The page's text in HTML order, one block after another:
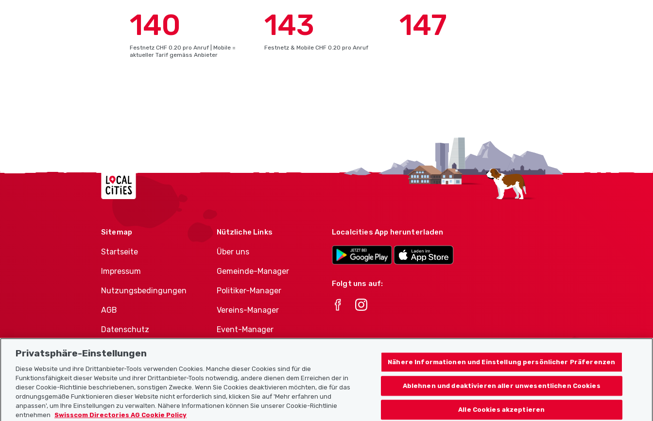
140
Festnetz CHF 0.20 pro Anruf | Mobile =
aktueller Tarif gemäss Anbieter
143
Festnetz & Mobile CHF 0.20 pro Anruf
147
Localcities
Sitemap
Startseite
Impressum
Nutzungsbedingungen
AGB
Datenschutz
Cookie-Richtlinie
Nützliche Links
Über uns
Gemeinde-Manager
Politiker-Manager
Vereins-Manager
Event-Manager
Vereine-Produktportfolio
Localcities App herunterladen
Folgt uns auf:
Privatsphäre-Einstellungen
Diese Website und ihre Drittanbieter-Tools verwenden Cookies. Manche dieser Cookies sind für die
Funktionsfähigkeit dieser Website und ihrer Drittanbieter-Tools notwendig, andere dienen dem Erreichen der in
dieser Cookie-Richtlinie beschriebenen, sonstigen Zwecke. Wenn Sie Cookies deaktivieren möchten, die für das
ordnungsgemäße Funktionieren dieser Website nicht erforderlich sind, klicken Sie auf 'Mehr erfahren und
anpassen', um Ihre Einstellungen zu verwalten. Nähere Informationen können Sie unserer Cookie-Richtlinie
entnehmen Swisscom Directories AG Cookie Policy
Nähere Informationen und Einstellung persönlicher Präferenzen
Ablehnen und deaktivieren aller unwesentlichen Cookies
Alle Cookies akzeptieren